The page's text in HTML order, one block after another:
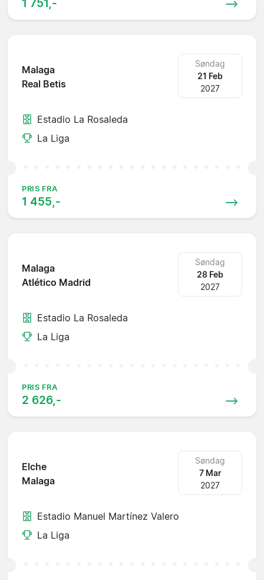
Malaga
Real Betis
Søndag
21 Feb
2027
Estadio La Rosaleda
La Liga
PRIS FRA
1 455,-
Malaga
Atlético Madrid
Søndag
28 Feb
2027
Estadio La Rosaleda
La Liga
PRIS FRA
2 626,-
Elche
Malaga
Søndag
7 Mar
2027
Estadio Manuel Martínez Valero
La Liga